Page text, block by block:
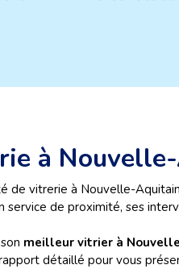
à
de vitrerie à Nouvelle-
service de proximité, ses
meilleur vitrier à
détaillé pour vous